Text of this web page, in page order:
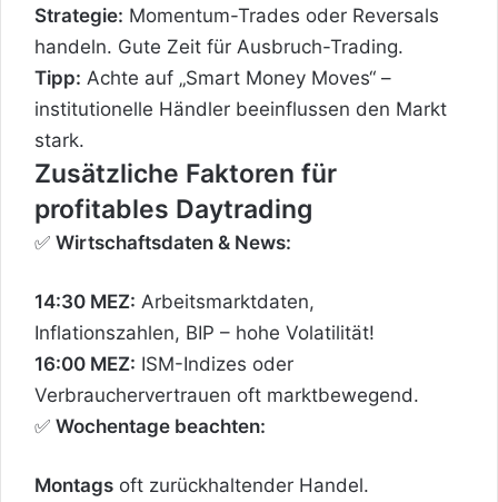
Strategie: Momentum-Trades oder Reversals
handeln. Gute Zeit für Ausbruch-Trading.
Tipp: Achte auf „Smart Money Moves“ –
institutionelle Händler beeinflussen den Markt
stark.
Zusätzliche Faktoren für
profitables Daytrading
✅ Wirtschaftsdaten & News:
14:30 MEZ: Arbeitsmarktdaten,
Inflationszahlen, BIP – hohe Volatilität!
16:00 MEZ: ISM-Indizes oder
Verbrauchervertrauen oft marktbewegend.
✅ Wochentage beachten:
Montags oft zurückhaltender Handel.